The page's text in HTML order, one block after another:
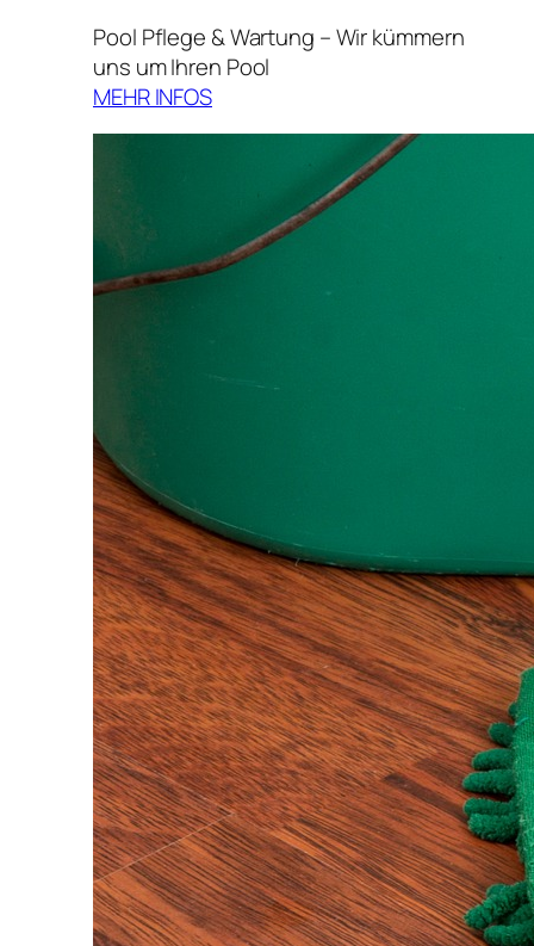
Pool Pflege & Wartung – Wir kümmern
uns um Ihren Pool
MEHR INFOS